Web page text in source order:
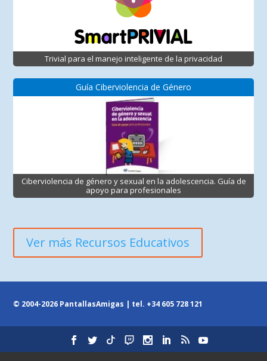
Trivial para el manejo inteligente de la privacidad
Guía Ciberviolencia de Género
Ciberviolencia de género y sexual en la adolescencia. Guía de
apoyo para profesionales
Ver más Recursos Educativos
© 2004-2026 PantallasAmigas | tel. +34 605 728 121